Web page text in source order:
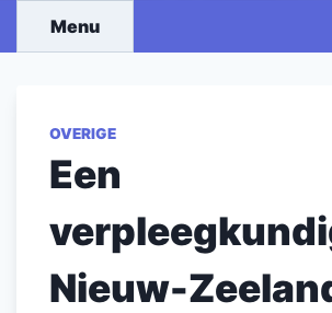
Menu
OVERIGE
Een
Nieuw-